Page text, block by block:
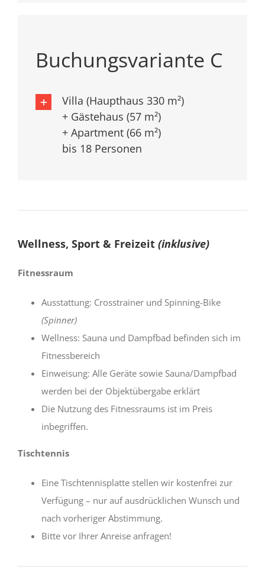
Buchungsvariante C
Villa (Haupthaus 330 m²)
+ Gästehaus (57 m²)
+ Apartment (66 m²)
bis 18 Personen
Wellness, Sport & Freizeit (inklusive)
Fitnessraum
Ausstattung: Crosstrainer und Spinning-Bike
(Spinner)
Wellness: Sauna und Dampfbad befinden sich im
Fitnessbereich
Einweisung: Alle Geräte sowie Sauna/Dampfbad
werden bei der Objektübergabe erklärt
Die Nutzung des Fitnessraums ist im Preis
inbegriffen.
Tischtennis
Eine Tischtennisplatte stellen wir kostenfrei zur
Verfügung – nur auf ausdrücklichen Wunsch und
nach vorheriger Abstimmung.
Bitte vor Ihrer Anreise anfragen!